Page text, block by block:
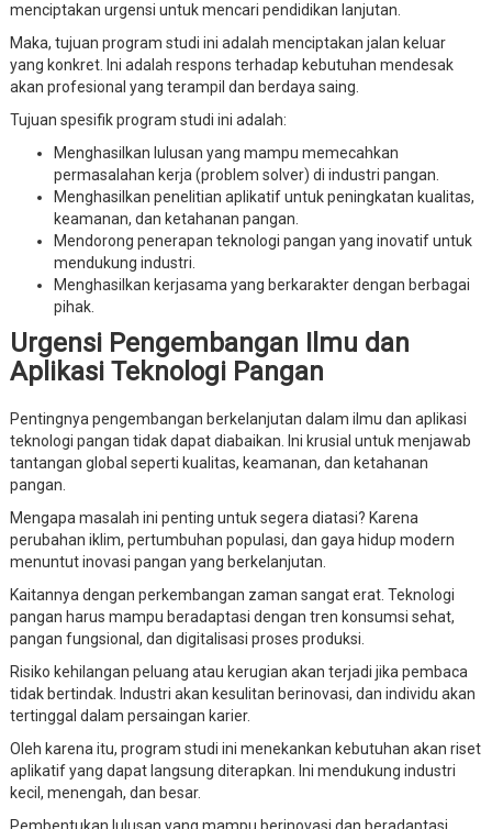
menciptakan urgensi untuk mencari pendidikan lanjutan.
Maka, tujuan program studi ini adalah menciptakan jalan keluar
yang konkret. Ini adalah respons terhadap kebutuhan mendesak
akan profesional yang terampil dan berdaya saing.
Tujuan spesifik program studi ini adalah:
Menghasilkan lulusan yang mampu memecahkan
permasalahan kerja (problem solver) di industri pangan.
Menghasilkan penelitian aplikatif untuk peningkatan kualitas,
keamanan, dan ketahanan pangan.
Mendorong penerapan teknologi pangan yang inovatif untuk
mendukung industri.
Menghasilkan kerjasama yang berkarakter dengan berbagai
pihak.
Urgensi Pengembangan Ilmu dan
Aplikasi Teknologi Pangan
Pentingnya pengembangan berkelanjutan dalam ilmu dan aplikasi
teknologi pangan tidak dapat diabaikan. Ini krusial untuk menjawab
tantangan global seperti kualitas, keamanan, dan ketahanan
pangan.
Mengapa masalah ini penting untuk segera diatasi? Karena
perubahan iklim, pertumbuhan populasi, dan gaya hidup modern
menuntut inovasi pangan yang berkelanjutan.
Kaitannya dengan perkembangan zaman sangat erat. Teknologi
pangan harus mampu beradaptasi dengan tren konsumsi sehat,
pangan fungsional, dan digitalisasi proses produksi.
Risiko kehilangan peluang atau kerugian akan terjadi jika pembaca
tidak bertindak. Industri akan kesulitan berinovasi, dan individu akan
tertinggal dalam persaingan karier.
Oleh karena itu, program studi ini menekankan kebutuhan akan riset
aplikatif yang dapat langsung diterapkan. Ini mendukung industri
kecil, menengah, dan besar.